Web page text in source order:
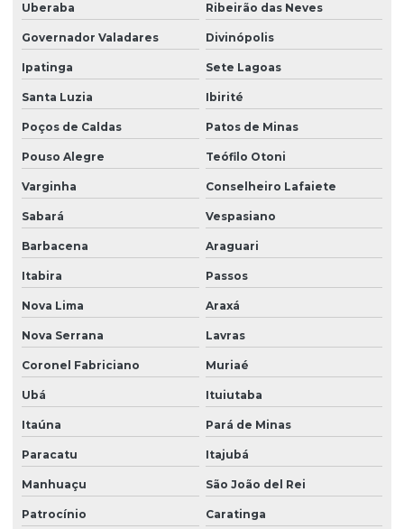
Uberaba Ribeirão das Neves
Governador Valadares Divinópolis
Ipatinga Sete Lagoas
Santa Luzia Ibirité
Poços de Caldas Patos de Minas
Pouso Alegre Teófilo Otoni
Varginha Conselheiro Lafaiete
Sabará Vespasiano
Barbacena Araguari
Itabira Passos
Nova Lima Araxá
Nova Serrana Lavras
Coronel Fabriciano Muriaé
Ubá Ituiutaba
Itaúna Pará de Minas
Paracatu Itajubá
Manhuaçu São João del Rei
Patrocínio Caratinga